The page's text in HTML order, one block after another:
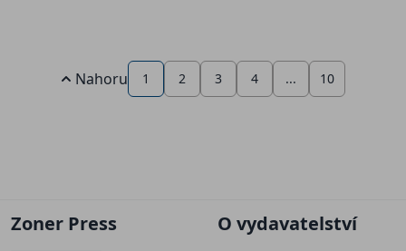
Nahoru 1 2 3 4 ... 10
Zoner Press O vydavatelství